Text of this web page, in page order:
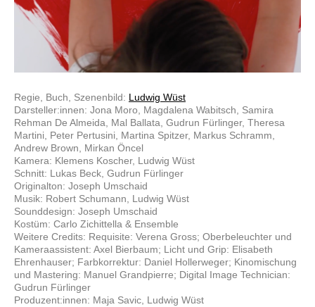
Regie, Buch, Szenenbild: Ludwig Wüst
Darsteller:innen: Jona Moro, Magdalena Wabitsch, Samira
Rehman De Almeida, Mal Ballata, Gudrun Fürlinger, Theresa
Martini, Peter Pertusini, Martina Spitzer, Markus Schramm,
Andrew Brown, Mirkan Öncel
Kamera: Klemens Koscher, Ludwig Wüst
Schnitt: Lukas Beck, Gudrun Fürlinger
Originalton: Joseph Umschaid
Musik: Robert Schumann, Ludwig Wüst
Sounddesign: Joseph Umschaid
Kostüm: Carlo Zichittella & Ensemble
Weitere Credits: Requisite: Verena Gross; Oberbeleuchter und
Kameraassistent: Axel Bierbaum; Licht und Grip: Elisabeth
Ehrenhauser; Farbkorrektur: Daniel Hollerweger; Kinomischung
und Mastering: Manuel Grandpierre; Digital Image Technician:
Gudrun Fürlinger
Produzent:innen: Maja Savic, Ludwig Wüst